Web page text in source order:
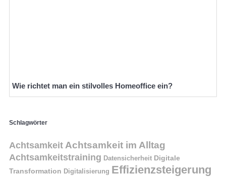
Wie richtet man ein stilvolles Homeoffice ein?
Schlagwörter
Achtsamkeit Achtsamkeit im Alltag
Achtsamkeitstraining Datensicherheit Digitale
Transformation Digitalisierung Effizienzsteigerung